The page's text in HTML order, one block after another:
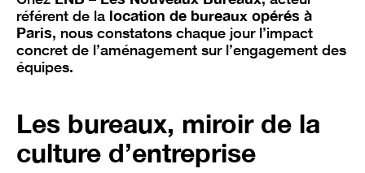
référent de la location de bureaux opérés à
Paris, nous constatons chaque jour l’impact
concret de l’aménagement sur l’engagement des
équipes.
Les bureaux, miroir de la
culture d’entreprise